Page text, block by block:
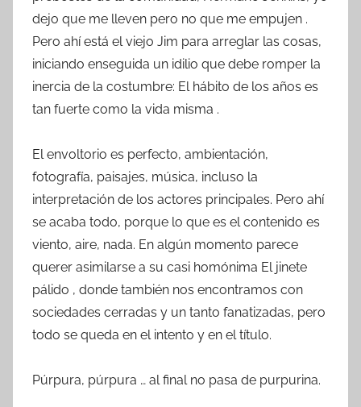
dejo que me lleven pero no que me empujen .
Pero ahí está el viejo Jim para arreglar las cosas,
iniciando enseguida un idilio que debe romper la
inercia de la costumbre: El hábito de los años es
tan fuerte como la vida misma .
El envoltorio es perfecto, ambientación,
fotografía, paisajes, música, incluso la
interpretación de los actores principales. Pero ahí
se acaba todo, porque lo que es el contenido es
viento, aire, nada. En algún momento parece
querer asimilarse a su casi homónima El jinete
pálido , donde también nos encontramos con
sociedades cerradas y un tanto fanatizadas, pero
todo se queda en el intento y en el título.
Púrpura, púrpura … al final no pasa de purpurina.